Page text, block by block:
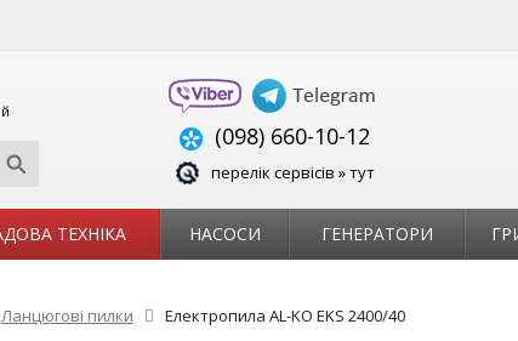
(098) 660-10-12
перелік сервісів » тут
ТЕХНІКА НАСОСИ ГЕНЕРАТОРИ
Ланцюгові пилки Електропила AL-KO EKS 2400/40